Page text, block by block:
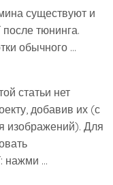
существуют и
тюнинга.
обычного …
статьи нет
добавив их (с
изображений). Для
нажми …